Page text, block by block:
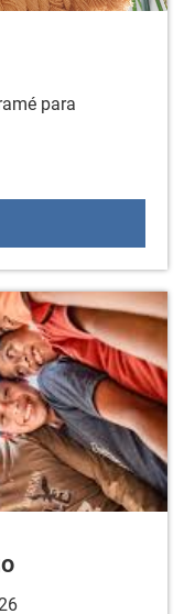
para
de macramé